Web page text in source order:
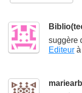
suggère
Editeur à